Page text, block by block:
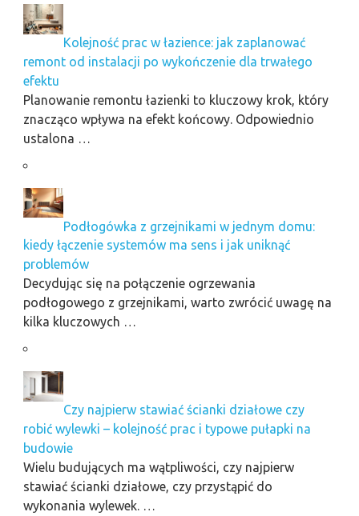
Kolejność prac w łazience: jak zaplanować
remont od instalacji po wykończenie dla trwałego
efektu
Planowanie remontu łazienki to kluczowy krok, który
znacząco wpływa na efekt końcowy. Odpowiednio
ustalona …
Podłogówka z grzejnikami w jednym domu:
kiedy łączenie systemów ma sens i jak uniknąć
problemów
Decydując się na połączenie ogrzewania
podłogowego z grzejnikami, warto zwrócić uwagę na
kilka kluczowych …
Czy najpierw stawiać ścianki działowe czy
robić wylewki – kolejność prac i typowe pułapki na
budowie
Wielu budujących ma wątpliwości, czy najpierw
stawiać ścianki działowe, czy przystąpić do
wykonania wylewek. …